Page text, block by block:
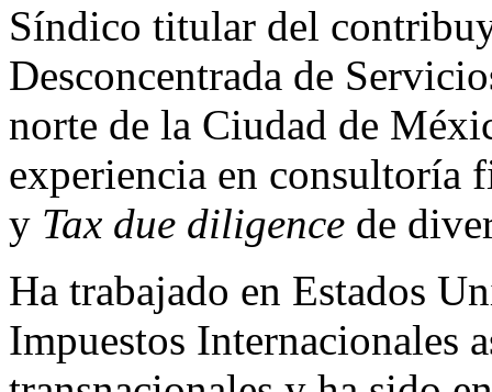
Síndico titular del
Desconcentrada de
norte de la Ciudad de
experiencia en consultoría
y Tax due diligence de
Ha trabajado en Estados
Impuestos Internacionales